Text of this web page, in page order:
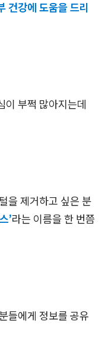
건강에 도움을 드리
이 부쩍 많아지는데
을 제거하고 싶은 분
’라는 이름을 한 번쯤
들에게 정보를 공유